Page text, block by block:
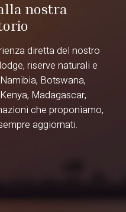
nostra
diretta del nostro
riserve naturali e
Botswana,
Madagascar,
che proponiamo,
aggiornati.